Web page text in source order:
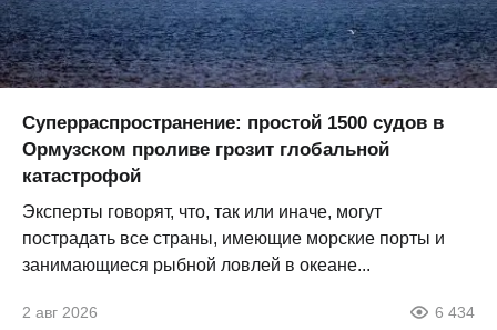
Суперраспространение: простой 1500 судов в
Ормузском проливе грозит глобальной
катастрофой
Эксперты говорят, что, так или иначе, могут
пострадать все страны, имеющие морские порты и
занимающиеся рыбной ловлей в океане...
2 авг 2026 6 434